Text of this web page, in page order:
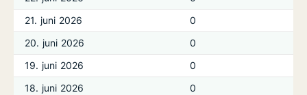
21. juni 2026
0
20. juni 2026
0
19. juni 2026
0
18. juni 2026
0